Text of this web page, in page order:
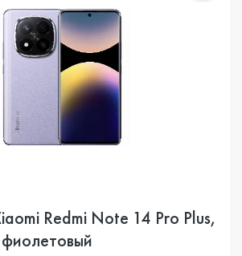
Redmi Note 14 Pro Plus,